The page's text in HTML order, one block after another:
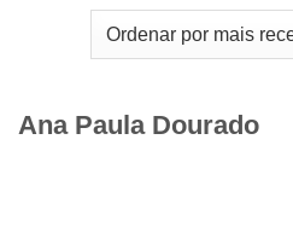
Ana Paula Dourado